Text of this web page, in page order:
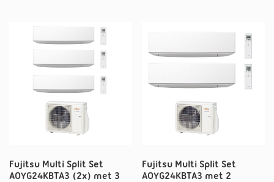
Fujitsu Multi Split Set
AOYG24KBTA3 (2x) met 3
Fujitsu Multi Split Set
AOYG24KBTA3 met 2